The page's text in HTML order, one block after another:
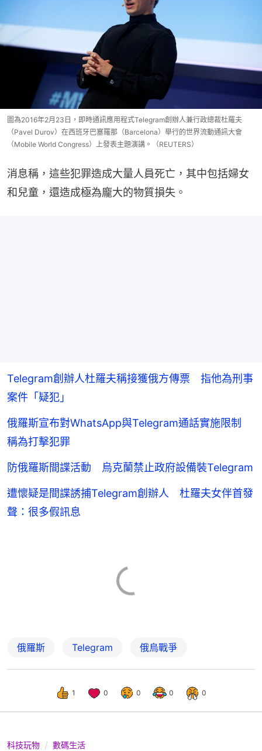
圖為2016年2月23日，即時通訊應用程式Telegram創辦人兼行政總裁杜羅夫
（Pavel Durov）在西班牙巴塞羅那（Barcelona）舉行的世界流動通訊大會
（Mobile World Congress）上發表主題演講。（REUTERS）
消息稱，這些犯罪造成大量人員死亡，其中包括婦女
和兒童，還造成極為龐大的物質損失。
Telegram創辦人杜羅夫稱接獲俄方傳票 指他為刑事
案件「疑犯」
俄羅斯宣布對WhatsApp與Telegram通話實施限制
稱為打擊犯罪
防俄羅斯間諜活動 烏克蘭禁止政府設備裝Telegram
遭懷疑是間諜誘捕Telegram創辦人 杜羅夫女伴首發
聲：很多假訊息
俄羅斯 Telegram 俄烏戰爭
1 0 0 0 0
科技玩物 數碼生活